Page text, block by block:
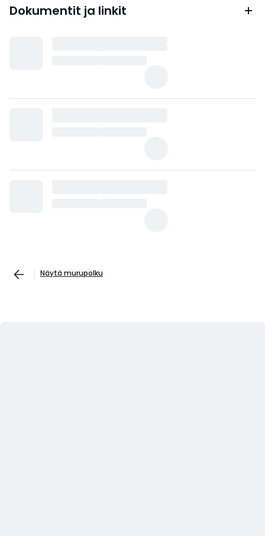
Dokumentit ja linkit
Näytä murupolku